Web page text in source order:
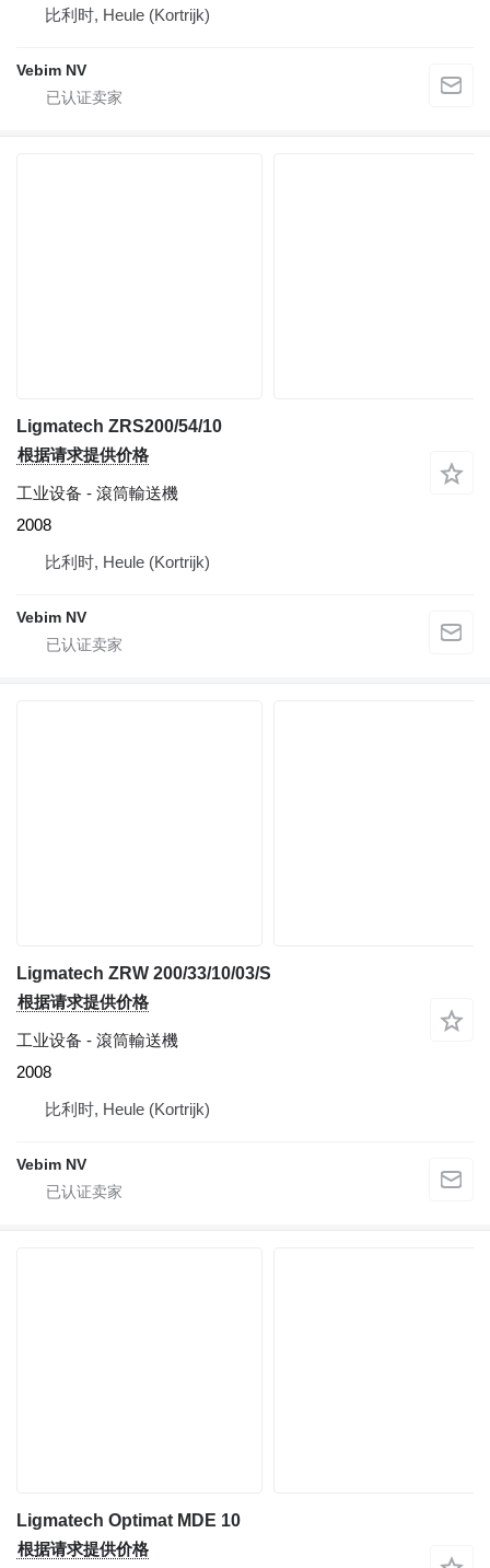
比利时, Heule (Kortrijk)
Vebim NV
Ligmatech ZRS200/54/10
根据请求提供价格
工业设备 - 滾筒輸送機
2008
比利时, Heule (Kortrijk)
Vebim NV
Ligmatech ZRW 200/33/10/03/S
根据请求提供价格
工业设备 - 滾筒輸送機
2008
比利时, Heule (Kortrijk)
Vebim NV
Ligmatech Optimat MDE 10
根据请求提供价格